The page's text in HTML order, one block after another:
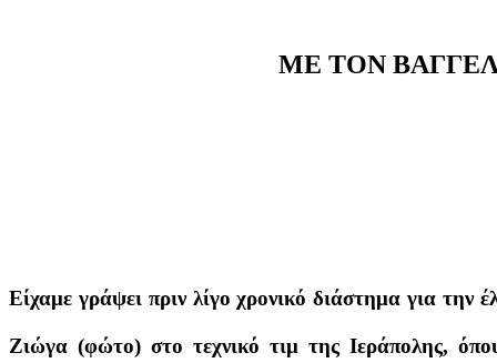
ΜΕ ΤΟΝ
Είχαμε γράψει πριν λίγο χρονικό διάστημα για
Ζιώγα (φώτο) στο τεχνικό τιμ της Ιεράπολης,